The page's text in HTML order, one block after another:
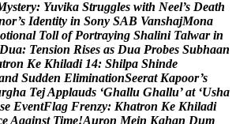
ystery: Yuvika Struggles with Neel’s Death
or’s Identity in Sony SAB VanshajMona
otional Toll of Portraying Shalini Talwar in
Dua: Tension Rises as Dua Probes Subhaan
tron Ke Khiladi 14: Shilpa Shinde
nd Sudden EliminationSeerat Kapoor’s
rgha TejApplauds ‘Ghallu Ghallu’ at ‘Usha
se EventFlag Frenzy: Khatron Ke Khiladi
eAgainst Time!Auron Mein Kahan Dum